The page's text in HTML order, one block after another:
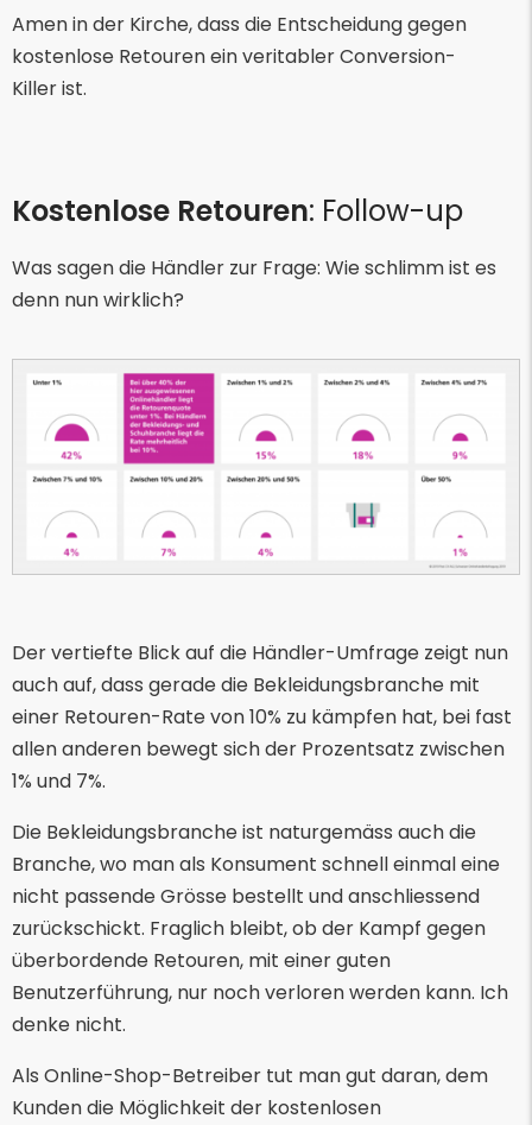
Amen in der Kirche, dass die Entscheidung gegen
kostenlose Retouren ein veritabler Conversion-
Killer ist.
Kostenlose Retouren: Follow-up
Was sagen die Händler zur Frage: Wie schlimm ist es
denn nun wirklich?
Der vertiefte Blick auf die Händler-Umfrage zeigt nun
auch auf, dass gerade die Bekleidungsbranche mit
einer Retouren-Rate von 10% zu kämpfen hat, bei fast
allen anderen bewegt sich der Prozentsatz zwischen
1% und 7%.
Die Bekleidungsbranche ist naturgemäss auch die
Branche, wo man als Konsument schnell einmal eine
nicht passende Grösse bestellt und anschliessend
zurückschickt. Fraglich bleibt, ob der Kampf gegen
überbordende Retouren, mit einer guten
Benutzerführung, nur noch verloren werden kann. Ich
denke nicht.
Als Online-Shop-Betreiber tut man gut daran, dem
Kunden die Möglichkeit der kostenlosen